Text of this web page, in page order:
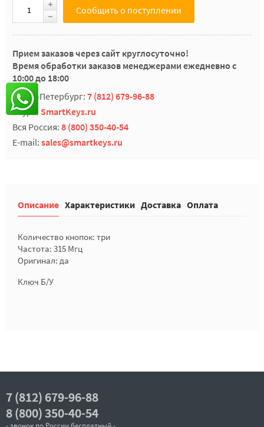
Сообщить о поступлении
Прием заказов через сайт круглосуточно!
Время обработки заказов менеджерами ежедневно с
10:00 до 18:00
Санкт-Петербург: 7 (812) 679-96-88
Skype: SmartKeys.ru
Вся Россия: 8 (800) 350-40-54
E-mail: sales@smartkeys.ru
Описание Характеристики Доставка Оплата
Количество кнопок: три
Частота: 315 Мгц
Оригинал: да
Ключ Б/У
7 (812) 679-96-88
8 (800) 350-40-54